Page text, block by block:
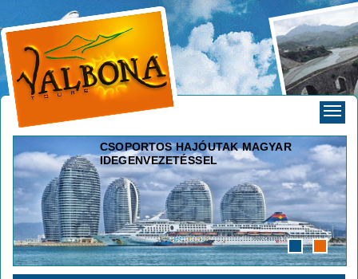
CSOPORTOS HAJÓUTAK MAGYAR
IDEGENVEZETÉSSEL